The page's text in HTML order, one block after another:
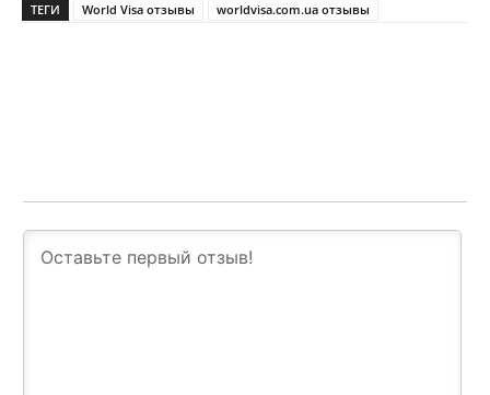
ТЕГИ World Visa отзывы worldvisa.com.ua отзывы